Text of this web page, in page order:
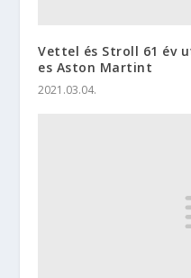
Vettel és Stroll 61 év
es Aston Martint
2021.03.04.